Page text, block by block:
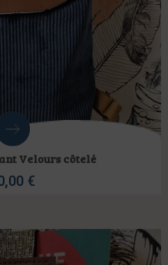
Velours côtelé
€